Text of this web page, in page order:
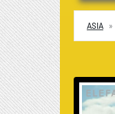
ASIA